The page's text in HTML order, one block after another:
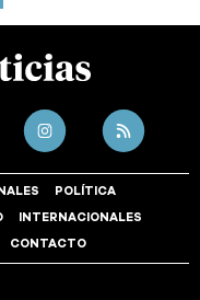
POLÍTICA
INTERNACIONALES
CONTACTO